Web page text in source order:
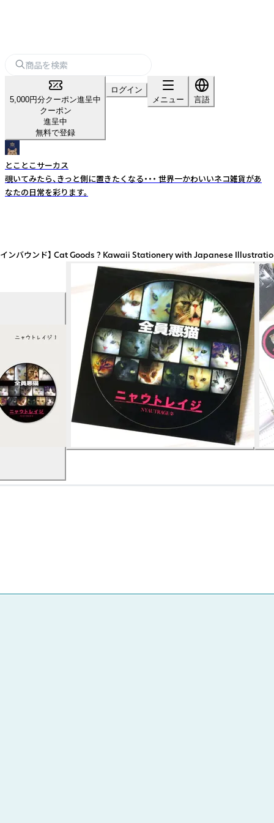
5,000円分クーポン進呈中
クーポン
進呈中
無料で登録
ログイン
メニュー
言語
とことこサーカス
覗いてみたら、きっと側に置きたくなる・・・ 世界一かわいいネコ雑貨があ
なたの日常を彩ります。
期】【インバウンド】 Cat Goods ? Kawaii Stationery with Japanese